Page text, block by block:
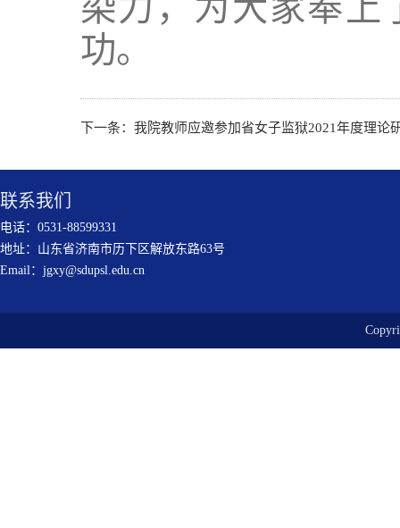
染力，为大家奉上
功。
下一条： 我院教师应邀参加省女子监狱2021年度理论
联系我们
电话：0531-88599331
地址：山东省济南市历下区解放东路63号
Email：jgxy@sdupsl.edu.cn